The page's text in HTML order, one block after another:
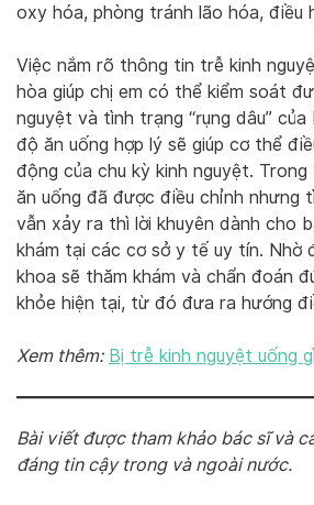
oxy hóa, phòng tránh lão hóa, điều
Việc nắm rõ thông tin trễ kinh
hòa giúp chị em có thể kiểm soát
nguyệt và tình trạng “rụng dâu”
độ ăn uống hợp lý sẽ giúp cơ thể
động của chu kỳ kinh nguyệt.
ăn uống đã được điều chỉnh nhưng
vẫn xảy ra thì lời khuyên dành cho
khám tại các cơ sở y tế uy tín. Nhờ
khoa sẽ thăm khám và chẩn đoán
khỏe hiện tại, từ đó đưa ra hướng
Xem thêm: Bị trễ kinh nguyệt uống
Bài viết được tham khảo bác sĩ và
đáng tin cậy trong và ngoài nước.